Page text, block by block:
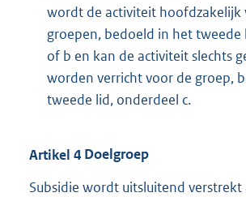
wordt de activiteit hoofdzakelijk
groepen, bedoeld in het tweede
of b en kan de activiteit slechts
worden verricht voor de groep,
tweede lid, onderdeel c.
Artikel 4 Doelgroep
Subsidie wordt uitsluitend verstrekt